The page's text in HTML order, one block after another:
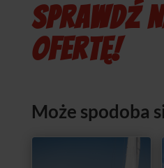
SPRAWDŹ
OFERTĘ!
Może spodoba